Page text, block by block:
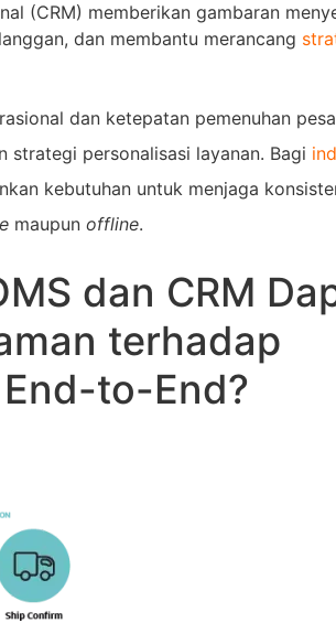
(CRM) memberikan gambaran
dan membantu merancang
dan ketepatan pemenuhan
strategi personalisasi layanan. Bagi
kebutuhan untuk menjaga
maupun offline.
dan CRM
terhadap
to-End?